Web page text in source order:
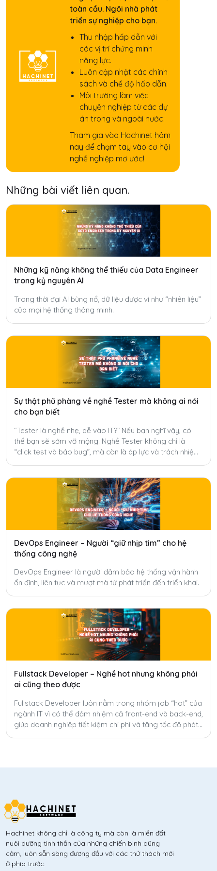
toàn cầu. Ngôi nhà phát
triển sự nghiệp cho bạn.
Thu nhập hấp dẫn với
các vị trí chứng minh
năng lực.
Luôn cập nhật các chính
sách và chế độ hấp dẫn.
Môi trường làm việc
chuyên nghiệp từ các dự
án trong và ngoài nước.
Tham gia vào Hachinet hôm
nay để chạm tay vào cơ hội
nghề nghiệp mơ ước!
Những bài viết liên quan.
Những kỹ năng không thể thiếu của Data Engineer
trong kỷ nguyên AI
Trong thời đại AI bùng nổ, dữ liệu được ví như “nhiên liệu”
của mọi hệ thống thông minh.
Sự thật phũ phàng về nghề Tester mà không ai nói
cho bạn biết
“Tester là nghề nhẹ, dễ vào IT?” Nếu bạn nghĩ vậy, có
thể bạn sẽ sớm vỡ mộng. Nghề Tester không chỉ là
“click test và báo bug”, mà còn là áp lực và trách nhiệm
DevOps Engineer – Người “giữ nhịp tim” cho hệ
thống công nghệ
DevOps Engineer là người đảm bảo hệ thống vận hành
ổn định, liên tục và mượt mà từ phát triển đến triển khai.
Fullstack Developer – Nghề hot nhưng không phải
ai cũng theo được
Fullstack Developer luôn nằm trong nhóm job “hot” của
ngành IT vì có thể đảm nhiệm cả front-end và back-end,
giúp doanh nghiệp tiết kiệm chi phí và tăng tốc độ phát
Hachinet không chỉ là công ty mà còn là miền đất
nuôi dưỡng tinh thần của những chiến binh dũng
cảm, luôn sẵn sàng đương đầu với các thử thách mới
ở phía trước.